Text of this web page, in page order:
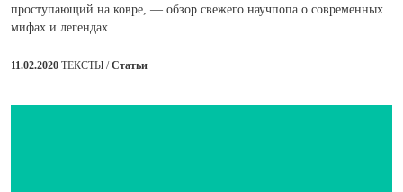
проступающий на ковре, — обзор свежего научпопа о современных
мифах и легендах.
11.02.2020 ТЕКСТЫ /Статьи